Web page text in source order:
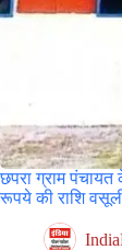
छपरा ग्राम
रूपये की राशि